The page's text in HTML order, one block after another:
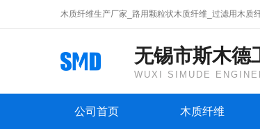
木质纤维生产厂家_路用颗粒状木质纤维_过滤用木质
无锡市斯木德
WUXI SIMUDE
公司首页 木质纤维